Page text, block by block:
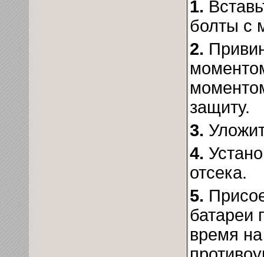
1.
болты с
2.
защиту.
3.
4.
отсека.
5.
батареи
время